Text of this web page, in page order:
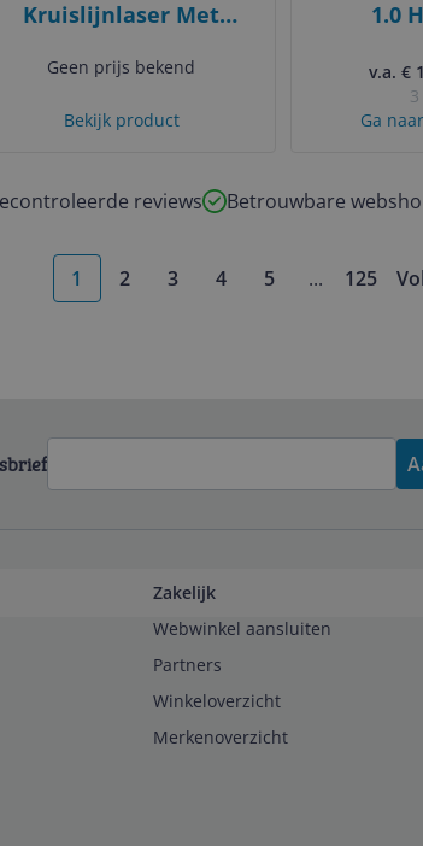
Kruislijnlaser Met
4D Professionele
Zelfnivellerend - 360
Waterpas - Lijnlaser -
Complete set
Geen prijs bekend
Bekijk product
1.0
v.a. €
Ga
reviews Betrouwbare
1 2 3 4 5 ...More pages
125
Zakelijk
Webwinkel aansluiten
Partners
Winkeloverzicht
Merkenoverzicht